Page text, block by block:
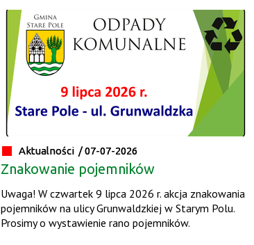
Aktualności /07-07-2026
Znakowanie pojemników
Uwaga! W czwartek 9 lipca 2026 r. akcja znakowania
pojemników na ulicy Grunwaldzkiej w Starym Polu.
Prosimy o wystawienie rano pojemników.